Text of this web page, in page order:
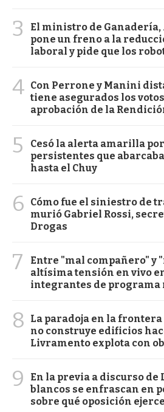
3
El ministro de
pone un freno a la
laboral y pide que los
4 Con Perrone y Manini
tiene asegurados los
aprobación de la
5
Cesó la alerta amarilla
persistentes que
hasta el Chuy
6
Cómo fue el siniestro de
murió Gabriel Rossi,
Drogas
7
Entre "mal compañero" y
altísima tensión en vivo
integrantes de programa
8
La paradoja en la
no construye edificios
Livramento explota con
9
En la previa a discurso de
blancos se enfrascan en
sobre qué oposición